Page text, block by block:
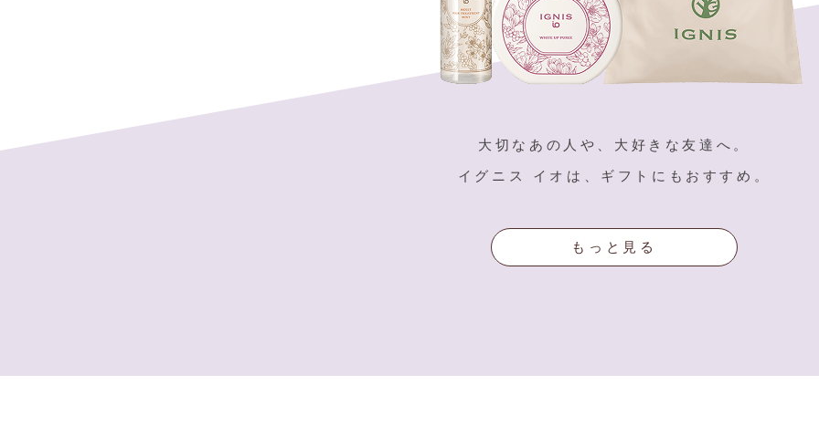
大切なあの人や、大好きな友達へ。
イグニス イオは、ギフトにもおすすめ。
もっと見る